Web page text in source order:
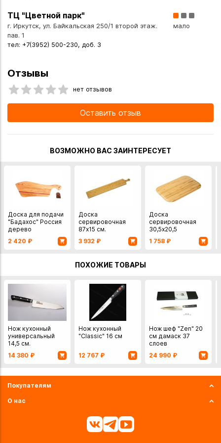
также сделать заказ в интернет-магазине с доставкой
курьером по Иркутску или транспортной компанией по
всей России.
ТЦ "Цветной парк"
г. Иркутск, ул. Байкальская 250/1 второй этаж.
пав. 1
тел: +7(3952) 500-230, доб. 3
мало
Отзывы
нет отзывов
Оставить отзыв
ВОЗМОЖНО ВАС ЗАИНТЕРЕСУЕТ
Доска для подачи
"Бадахос" Россия
дерево
2 420 ₽
Доска
сервировочная
87х15 см.
Великобритания
бамбук
3 932 ₽
Доска
сервировочная
30,5х20,5
см.Великобритания
бамбук
1 758 ₽
ПОХОЖИЕ ТОВАРЫ
Нож кухонный
универсальный
14,5 см.
14 380 ₽
Нож кухонный
"Classic" 16 см
12 767 ₽
Нож шеф "Zen" 20
см дамаск 37
слоев
24 990 ₽
Покупателям
О нас